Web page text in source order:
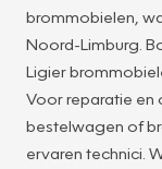
brommobielen,
Noord-Limburg.
Ligier
Voor reparatie en
bestelwagen of
ervaren technici.